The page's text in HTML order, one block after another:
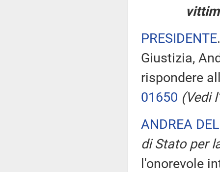
PRESIDENTE
Giustizia,
rispondere
01650 (Vedi l'
ANDREA
di Stato per
l'onorevole